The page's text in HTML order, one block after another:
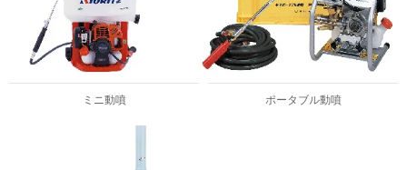
ミニ動噴 ポータブル動噴